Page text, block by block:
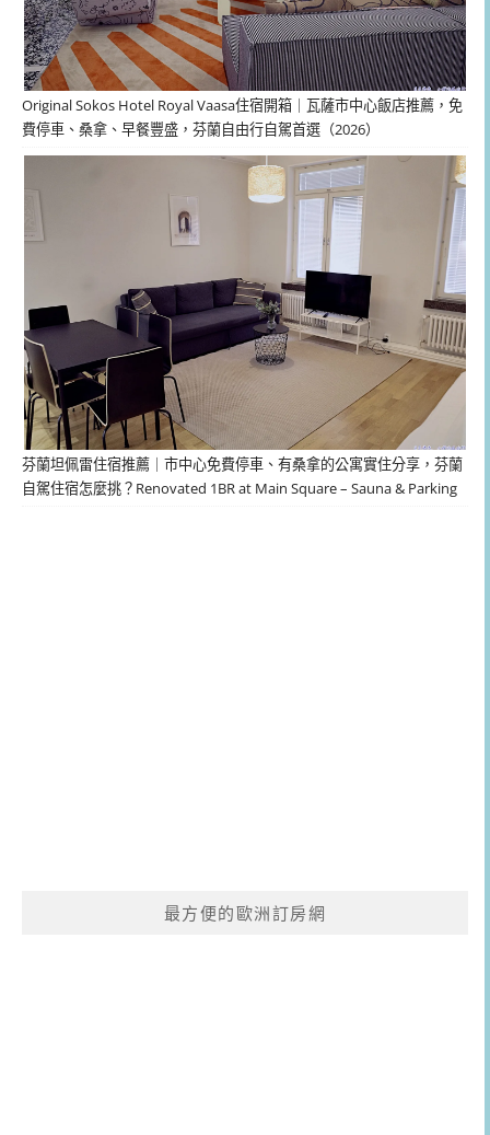
Original Sokos Hotel Royal Vaasa住宿開箱｜瓦薩市中心飯店推薦，免
費停車、桑拿、早餐豐盛，芬蘭自由行自駕首選（2026）
芬蘭坦佩雷住宿推薦｜市中心免費停車、有桑拿的公寓實住分享，芬蘭
自駕住宿怎麼挑？Renovated 1BR at Main Square – Sauna & Parking
最方便的歐洲訂房網